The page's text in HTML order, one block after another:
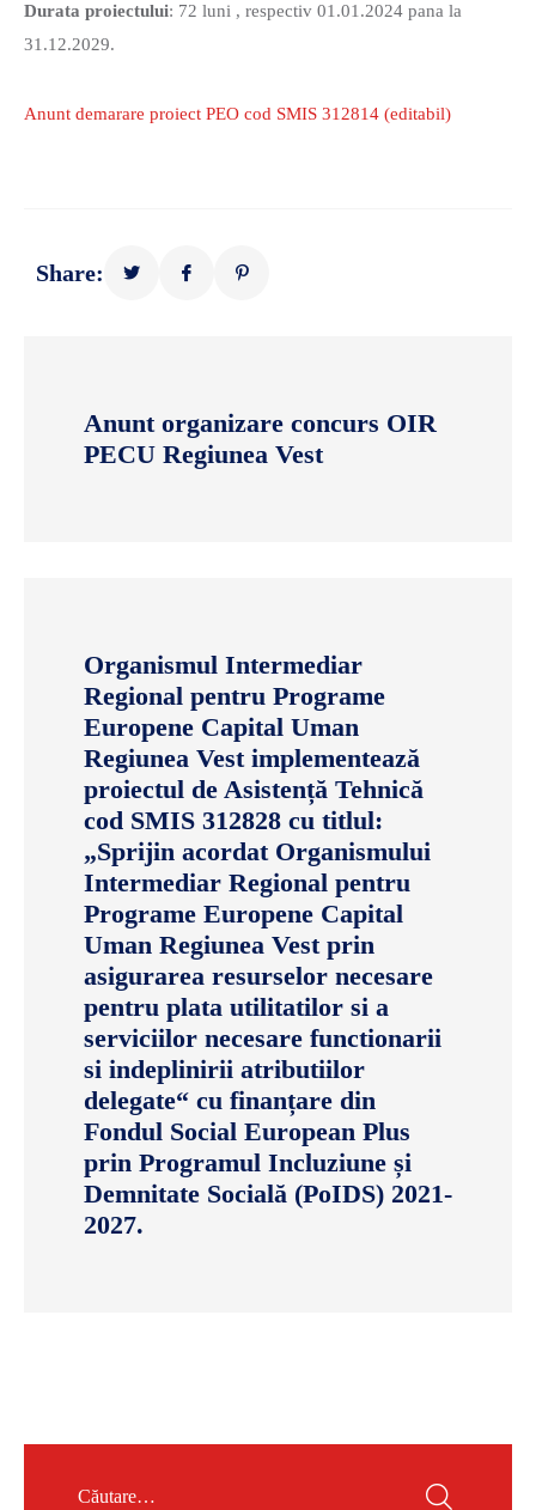
Durata proiectului: 72 luni , respectiv 01.01.2024 pana la
31.12.2029.
Anunt demarare proiect PEO cod SMIS 312814 (editabil)
Share:
Anunt organizare concurs OIR
PECU Regiunea Vest
Organismul Intermediar
Regional pentru Programe
Europene Capital Uman
Regiunea Vest implementează
proiectul de Asistență Tehnică
cod SMIS 312828 cu titlul:
„Sprijin acordat Organismului
Intermediar Regional pentru
Programe Europene Capital
Uman Regiunea Vest prin
asigurarea resurselor necesare
pentru plata utilitatilor si a
serviciilor necesare functionarii
si indeplinirii atributiilor
delegate“ cu finanțare din
Fondul Social European Plus
prin Programul Incluziune și
Demnitate Socială (PoIDS) 2021-
2027.